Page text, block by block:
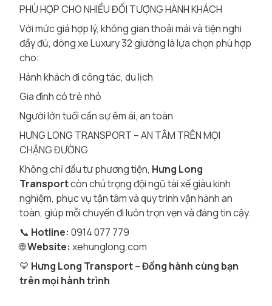
PHÙ HỢP CHO NHIỀU ĐỐI TƯỢNG HÀNH KHÁCH
Với mức giá hợp lý, không gian thoải mái và tiện nghi
đầy đủ, dòng xe Luxury 32 giường là lựa chọn phù hợp
cho:
Hành khách đi công tác, du lịch
Gia đình có trẻ nhỏ
Người lớn tuổi cần sự êm ái, an toàn
HƯNG LONG TRANSPORT – AN TÂM TRÊN MỌI
CHẶNG ĐƯỜNG
Không chỉ đầu tư phương tiện, Hưng Long
Transportcòn chú trọng đội ngũ tài xế giàu kinh
nghiệm, phục vụ tận tâm và quy trình vận hành an
toàn, giúp mỗi chuyến đi luôn trọn vẹn và đáng tin cậy.
📞 Hotline: 0914 077 779
🌐Website: xehunglong.com
💛 Hưng Long Transport – Đồng hành cùng bạn
trên mọi hành trình